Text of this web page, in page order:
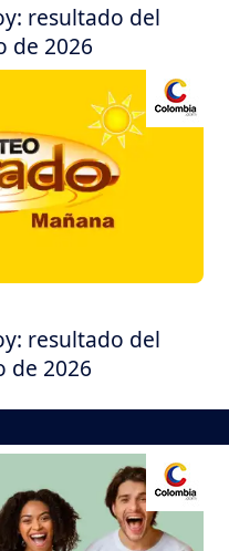
resultado del
de 2026
resultado del
de 2026